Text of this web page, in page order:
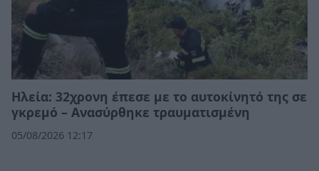
Ηλεία: 32χρονη έπεσε με το αυτοκίνητό της σε
γκρεμό – Ανασύρθηκε τραυματισμένη
05/08/2026 12:17